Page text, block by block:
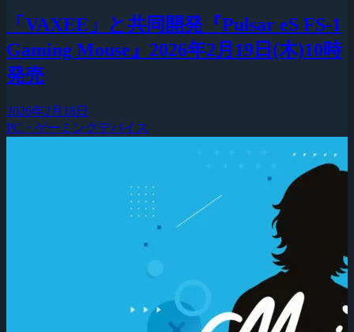
「VAXEE」と共同開発『Pulsar eS FS-1
Gaming Mouse』2026年2月19日(木)10時
発売
2026年2月18日
PC・ゲーミングデバイス